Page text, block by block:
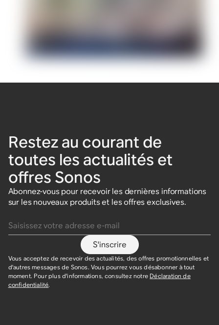
Restez au courant de
toutes les actualités et
offres Sonos
Abonnez-vous pour recevoir les dernières informations
sur les nouveaux produits et les offres exclusives.
S'inscrire
Vous acceptez de recevoir des actualités, des offres promotionnelles et
d'autres messages de Sonos. Vous pourrez vous désabonner à tout
moment. Pour plus d'informations, consultez notre Déclaration de
confidentialité.